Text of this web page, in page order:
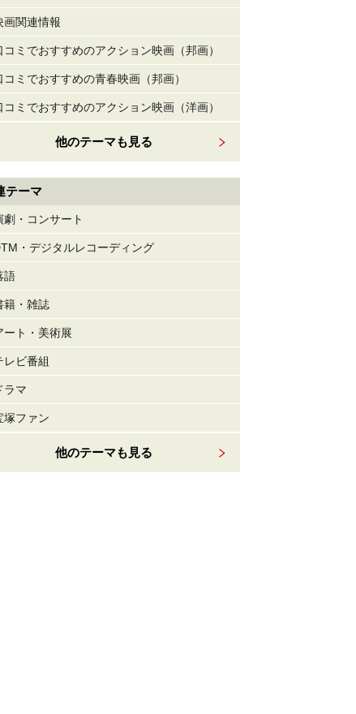
画関連情報
コミでおすすめのアクション映画（邦画）
コミでおすすめの青春映画（邦画）
コミでおすすめのアクション映画（洋画）
他のテーマも見る
テーマ
劇・コンサート
・デジタルレコーディング
語
籍・雑誌
ート・美術展
レビ番組
ラマ
塚ファン
他のテーマも見る